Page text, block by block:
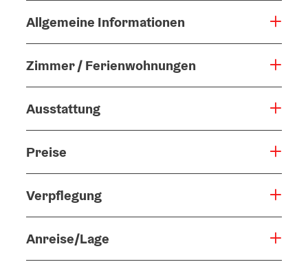
Allgemeine Informationen
Zimmer / Ferienwohnungen
Ausstattung
Preise
Verpflegung
Anreise/Lage